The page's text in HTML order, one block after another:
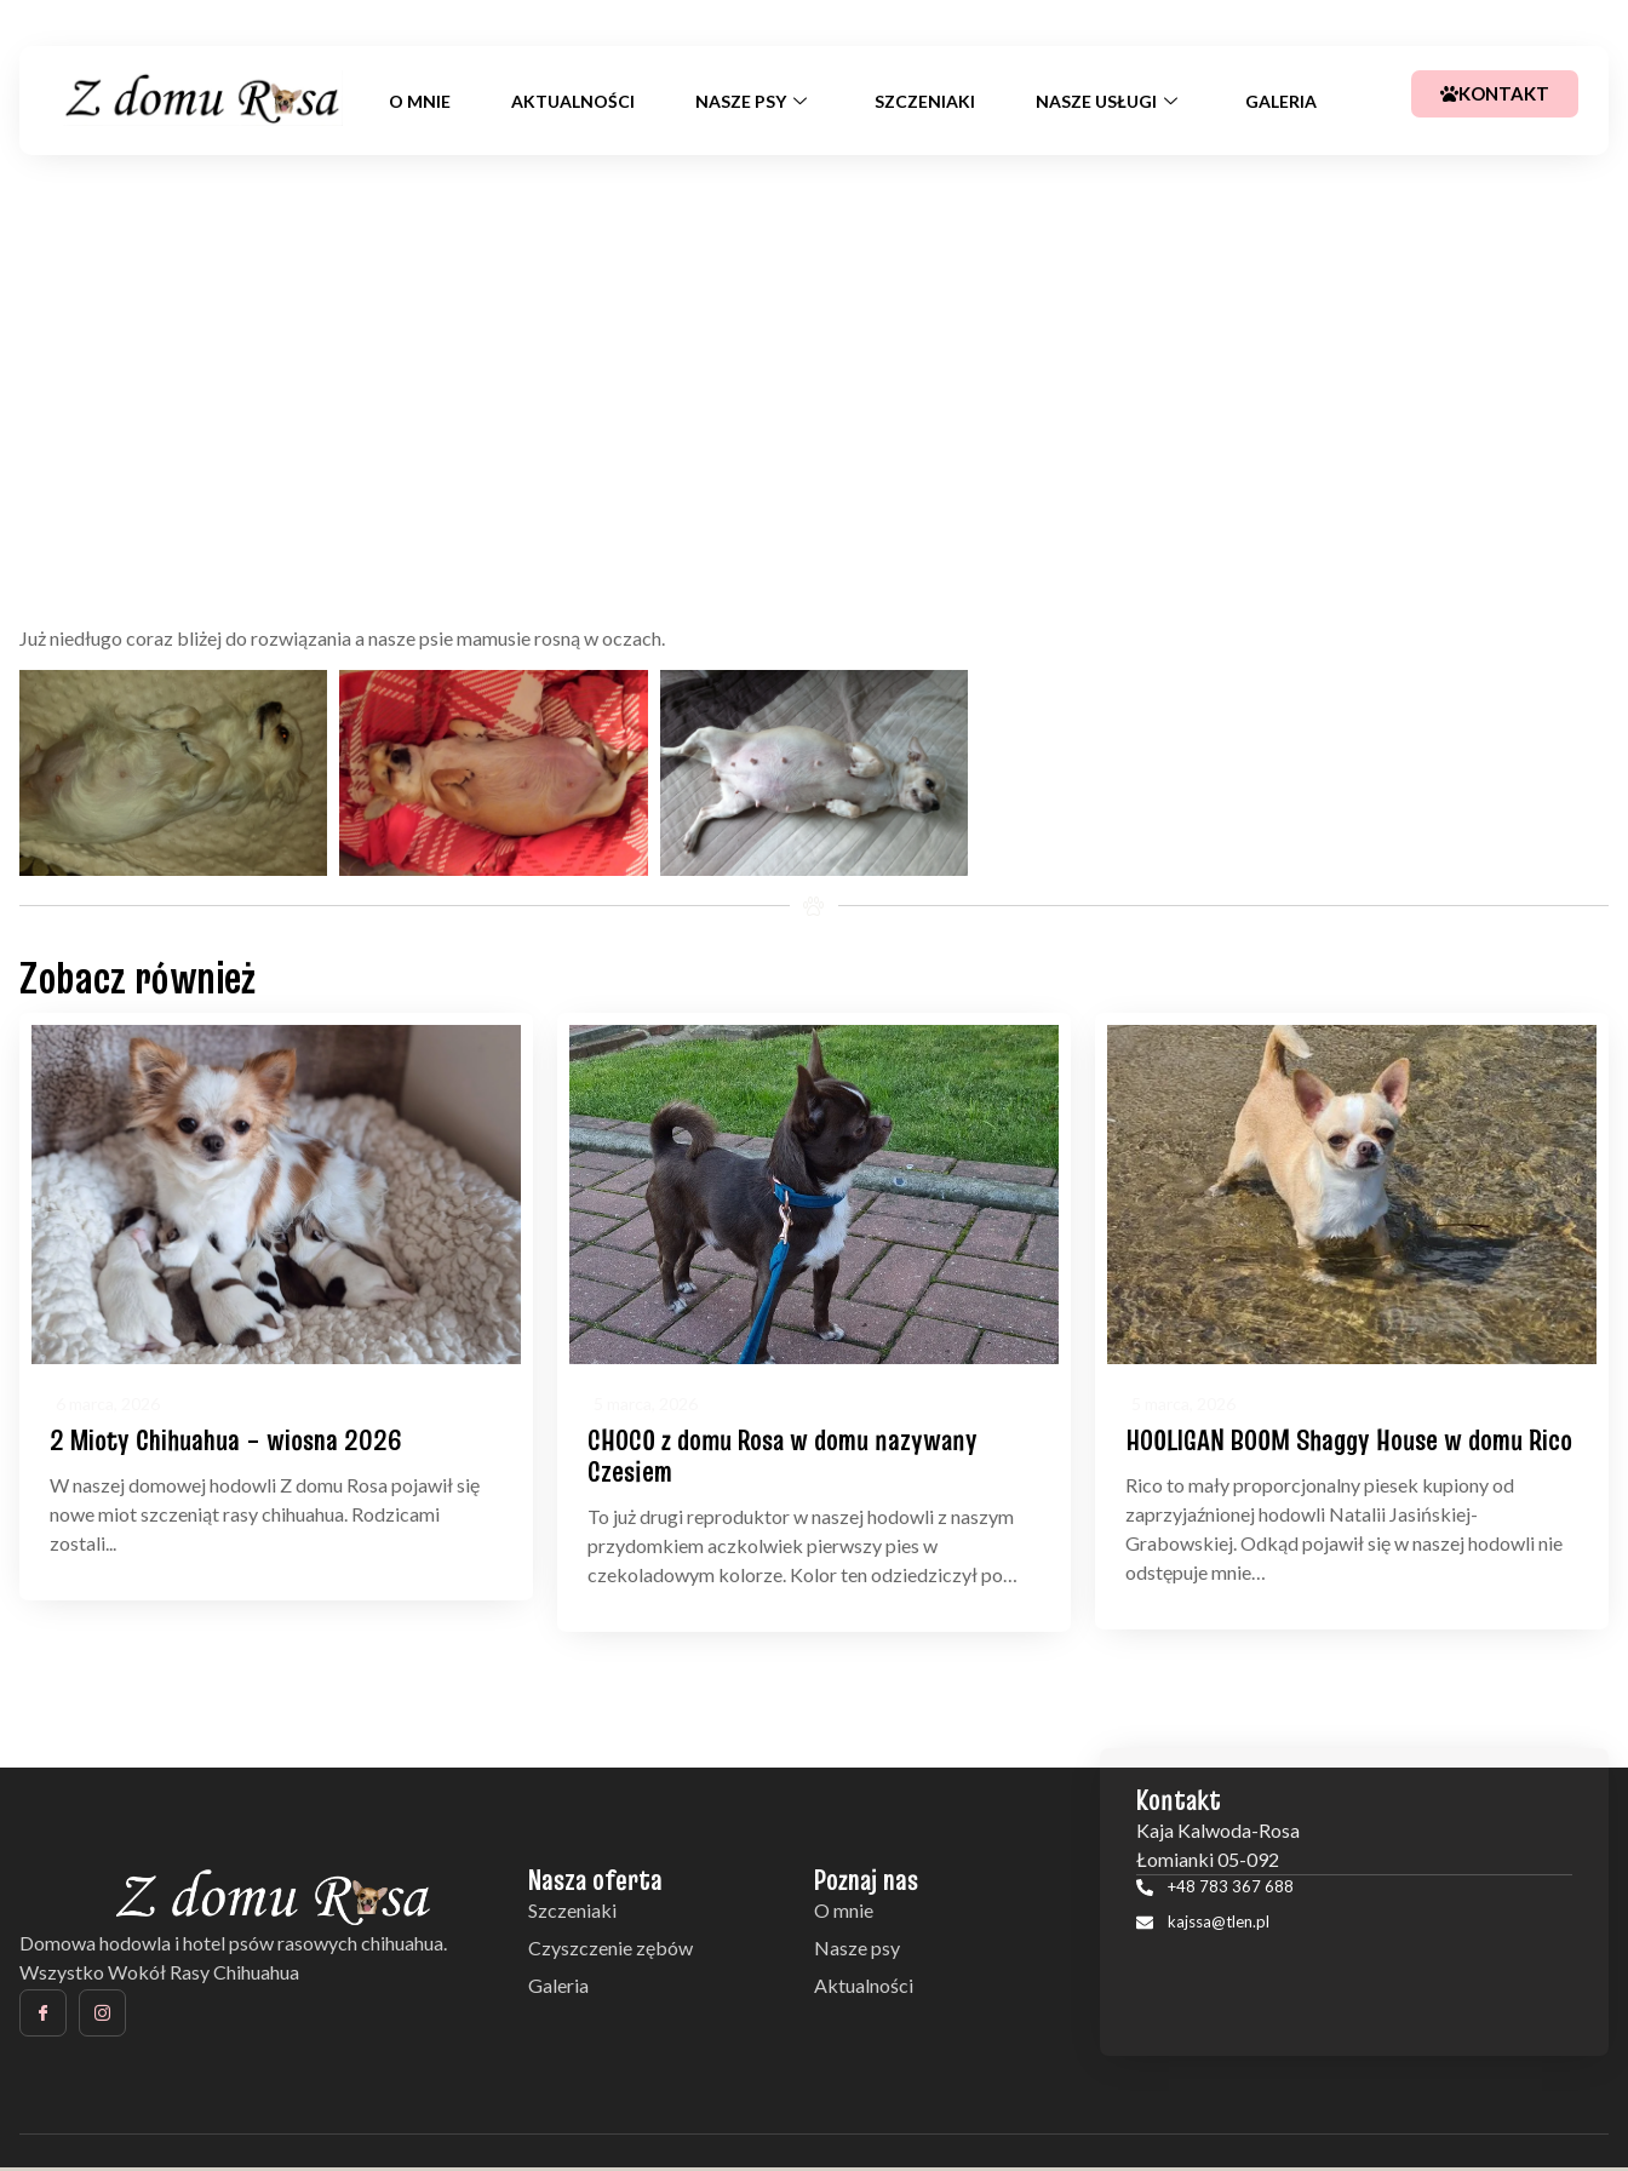
O MNIE AKTUALNOŚCI NASZE PSY SZCZENIAKI NASZE USŁUGI GALERIA KONTAKT
Już niedługo coraz bliżej do rozwiązania a nasze psie mamusie rosną w oczach.
Zobacz również
2 Mioty Chihuahua – wiosna 2026
W naszej domowej hodowli Z domu Rosa pojawił się
nowe miot szczeniąt rasy chihuahua. Rodzicami
zostali...
CHOCO z domu Rosa w domu nazywany
Czesiem
To już drugi reproduktor w naszej hodowli z naszym
przydomkiem aczkolwiek pierwszy pies w
czekoladowym kolorze. Kolor ten odziedziczył po…
HOOLIGAN BOOM Shaggy House w domu Rico
Rico to mały proporcjonalny piesek kupiony od
zaprzyjaźnionej hodowli Natalii Jasińskiej-
Grabowskiej. Odkąd pojawił się w naszej hodowli nie
odstępuje mnie…
Domowa hodowla i hotel psów rasowych chihuahua.
Wszystko Wokół Rasy Chihuahua
Nasza oferta
Szczeniaki
Czyszczenie zębów
Galeria
Poznaj nas
O mnie
Nasze psy
Aktualności
Kontakt
Kaja Kalwoda-Rosa
Łomianki 05-092
+48 783 367 688
kajssa@tlen.pl